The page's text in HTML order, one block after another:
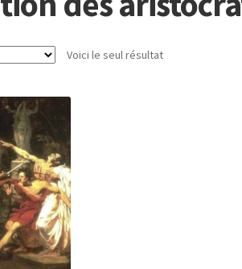
Voici le seul résultat